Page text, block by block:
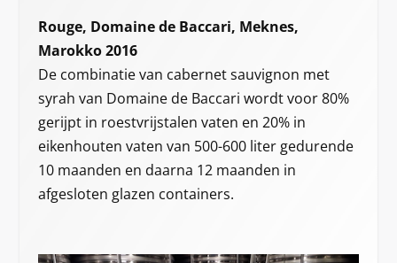
Rouge, Domaine de Baccari, Meknes,
Marokko 2016
De combinatie van cabernet sauvignon met
syrah van Domaine de Baccari wordt voor 80%
gerijpt in roestvrijstalen vaten en 20% in
eikenhouten vaten van 500-600 liter gedurende
10 maanden en daarna 12 maanden in
afgesloten glazen containers.